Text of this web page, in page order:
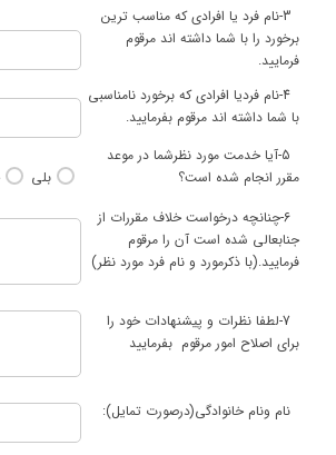
3-نام فرد یا افرادی که مناسب ترین
برخورد را با شما داشته اند مرقوم
فرمایید.
4-نام فردیا افرادی که برخورد نامناسبی
با شما داشته اند مرقوم بفرمایید.
5-آیا خدمت مورد نظرشما در موعد
مقرر انجام شده است؟
بلی
6-چنانچه درخواست خلاف مقررات از
جنابعالی شده است آن را مرقوم
فرمایید.(با ذکرمورد و نام فرد مورد نظر)
7-لطفا نظرات و پیشنهادات خود را
برای اصلاح امور مرقوم بفرمایید
نام ونام خانوادگی(درصورت تمایل):